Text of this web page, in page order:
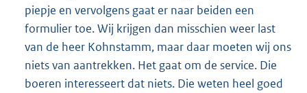
piepje en vervolgens gaat er naar beiden een
formulier toe. Wij krijgen dan misschien weer last
van de heer Kohnstamm, maar daar moeten wij ons
niets van aantrekken. Het gaat om de service. Die
boeren interesseert dat niets. Die weten heel goed